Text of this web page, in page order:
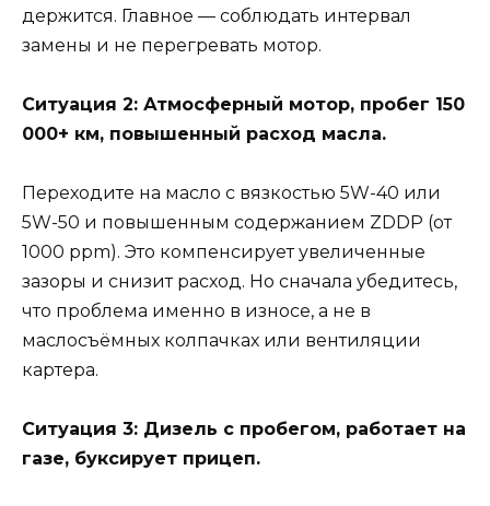
держится. Главное — соблюдать интервал
замены и не перегревать мотор.
Ситуация 2: Атмосферный мотор, пробег 150
000+ км, повышенный расход масла.
Переходите на масло с вязкостью 5W-40 или
5W-50 и повышенным содержанием ZDDP (от
1000 ppm). Это компенсирует увеличенные
зазоры и снизит расход. Но сначала убедитесь,
что проблема именно в износе, а не в
маслосъёмных колпачках или вентиляции
картера.
Ситуация 3: Дизель с пробегом, работает на
газе, буксирует прицеп.